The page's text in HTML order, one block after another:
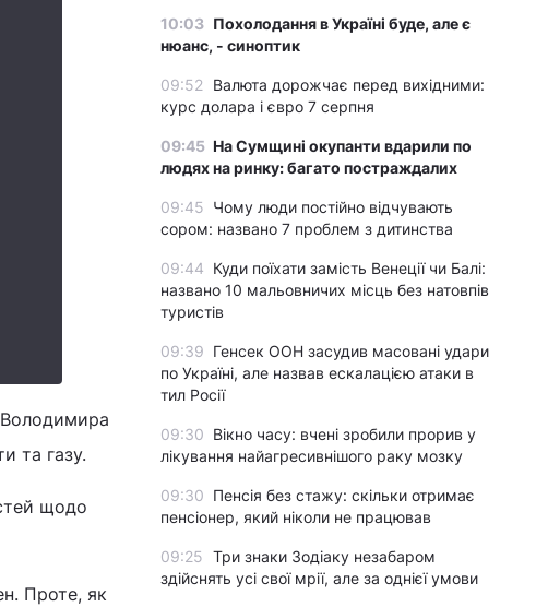
Володимира
та газу.
щодо
Проте, як
10:03 Похолодання в Україні буде, але є
нюанс, - синоптик
09:52
Валюта дорожчає перед вихідними:
курс долара і євро 7 серпня
09:45 На Сумщині окупанти вдарили по
людях на ринку: багато постраждалих
09:45 Чому люди постійно відчувають
сором: названо 7 проблем з дитинства
09:44 Куди поїхати замість Венеції чи Балі:
названо 10 мальовничих місць без натовпів
туристів
09:39 Генсек ООН засудив масовані удари
по Україні, але назвав ескалацією атаки в
тил Росії
09:30 Вікно часу: вчені зробили прорив у
лікування найагресивнішого раку мозку
09:30 Пенсія без стажу: скільки отримає
пенсіонер, який ніколи не працював
09:25 Три знаки Зодіаку незабаром
здійснять усі свої мрії, але за однієї умови